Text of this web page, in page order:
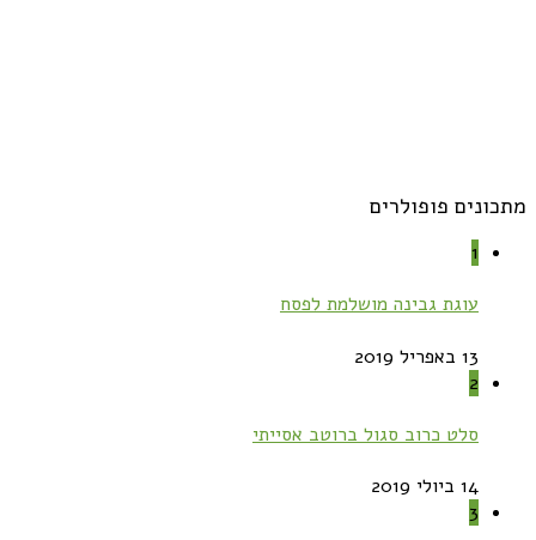
מתכונים פופולרים
1
עוגת גבינה מושלמת לפסח
13 באפריל 2019
2
סלט כרוב סגול ברוטב אסייתי
14 ביולי 2019
3